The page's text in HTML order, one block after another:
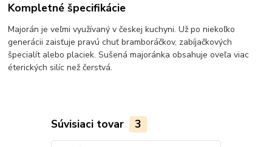
Kompletné špecifikácie
Majorán je veľmi využívaný v českej kuchyni. Už po niekoľko
generácii zaisťuje pravú chuť bramboráčkov, zabíjačkových
špecialít alebo placiek. Sušená majoránka obsahuje oveľa viac
éterických silíc než čerstvá.
Súvisiaci tovar 3